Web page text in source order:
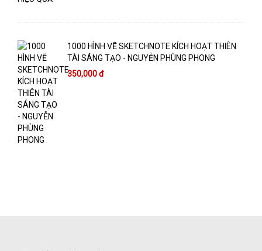
1000 HÌNH VẼ SKETCHNOTE KÍCH HOẠT THIÊN
TÀI SÁNG TẠO - NGUYỄN PHÙNG PHONG
350,000 đ